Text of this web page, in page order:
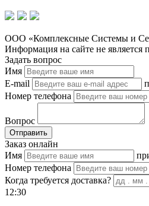
ООО «Комплексные Системы и
Информация на сайте не
Задать вопрос
Имя
E-mail
Номер телефона
Вопрос
Отправить
Заказ онлайн
Имя
Номер телефона
Когда требуется доставка?
12:30